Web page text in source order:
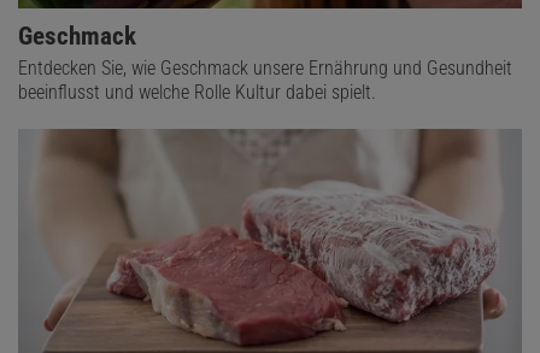
Geschmack
Entdecken Sie, wie Geschmack unsere Ernährung und Gesundheit
beeinflusst und welche Rolle Kultur dabei spielt.